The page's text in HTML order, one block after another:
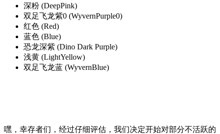
深粉 (DeepPink)
双足飞龙紫0 (WyvernPurple0)
红色 (Red)
蓝色 (Blue)
恐龙深紫 (Dino Dark Purple)
浅黄 (LightYellow)
双足飞龙蓝 (WyvernBlue)
嘿，幸存者们，经过仔细评估，我们决定开始对部分不活跃的